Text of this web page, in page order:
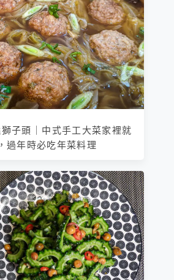
獅子頭｜中式手工大菜家裡就
過年時必吃年菜料理